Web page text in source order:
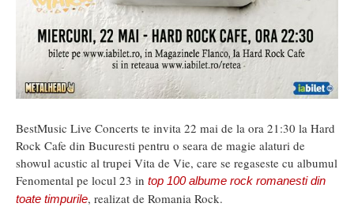
BestMusic Live Concerts te invita 22 mai de la ora 21:30 la Hard
Rock Cafe din Bucuresti pentru o seara de magie alaturi de
showul acustic al trupei Vita de Vie, care se regaseste cu albumul
Fenomental pe locul 23 in top 100 albume rock romanesti din
toate timpurile, realizat de Romania Rock.